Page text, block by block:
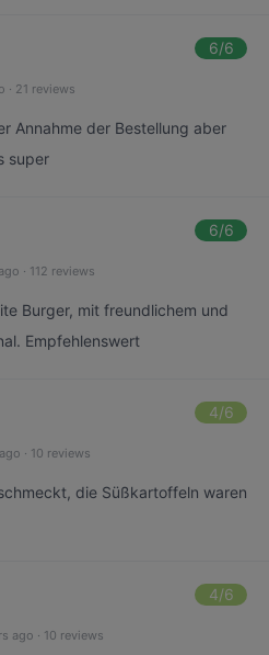
6/6
· 21 reviews
Annahme der Bestellung aber
super
6/6
· 112 reviews
Burger, mit freundlichem und
Empfehlenswert
4/6
· 10 reviews
die Süßkartoffeln waren
4/6
ago · 10 reviews